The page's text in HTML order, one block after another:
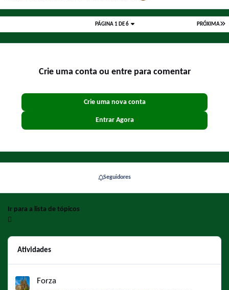
PRÓXIMA
PÁGINA 1 DE 6
Crie uma conta ou entre para comentar
Crie uma nova conta
Entrar Agora
Seguidores
Ir para a lista de tópicos
Atividades
Forza